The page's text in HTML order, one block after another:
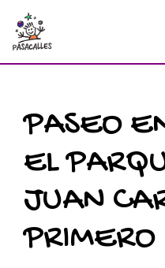
PASEO
EL
JUAN
PRIMERO